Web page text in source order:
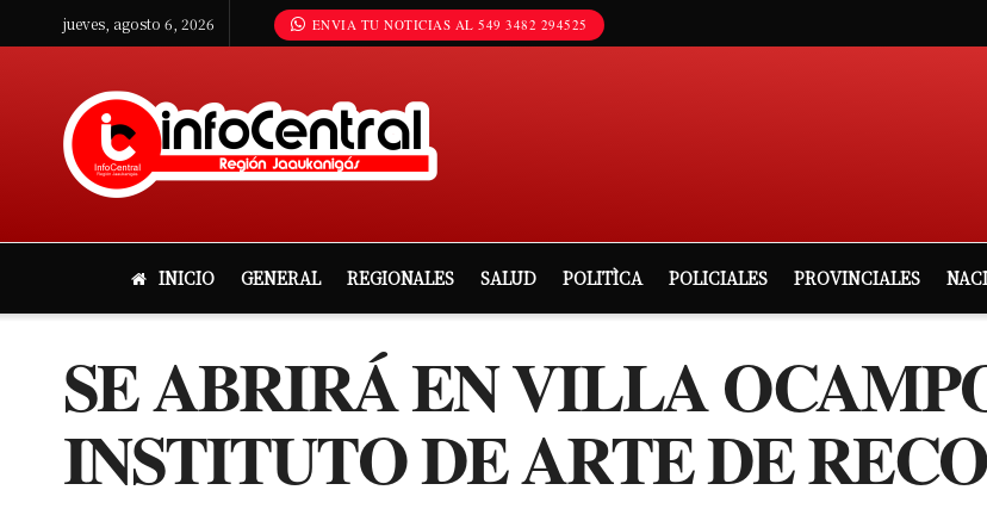
jueves, agosto 6, 2026 ENVIA TU NOTICIAS AL 549 3482 294525
INICIO GENERAL REGIONALES SALUD POLITÌCA POLICIALES PROVINCIALES
SE ABRIRÁ EN VILLA
INSTITUTO DE ARTE DE